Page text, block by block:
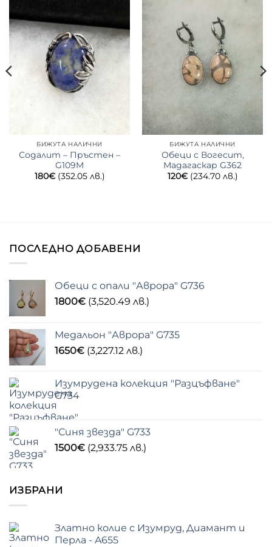
БИЖУТА НАЛИЧНИ
Содалит – Пръстен –
G109M
180€ (352.05 лв.)
БИЖУТА НАЛИЧНИ
Обеци с Вогесит,
Мадагаскар G362
120€ (234.70 лв.)
ПОСЛЕДНО ДОБАВЕНИ
Обеци с опали "Аврора" G736
1800€ (3,520.49 лв.)
Медальон "Аврора" G735
1650€ (3,227.12 лв.)
Изумрудена колекция "Разцъфване"
G734
"Синя звезда" G733
1500€ (2,933.75 лв.)
ИЗБРАНИ
Златно колие с Изумруд, Диамант и
Перла - A655